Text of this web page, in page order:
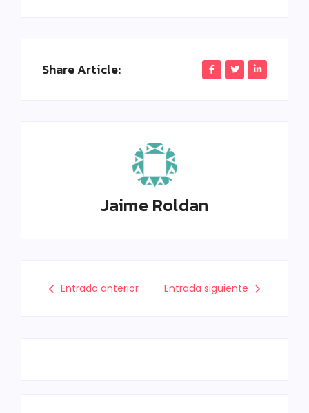
Share Article:
Jaime Roldan
Entrada anterior Entrada siguiente